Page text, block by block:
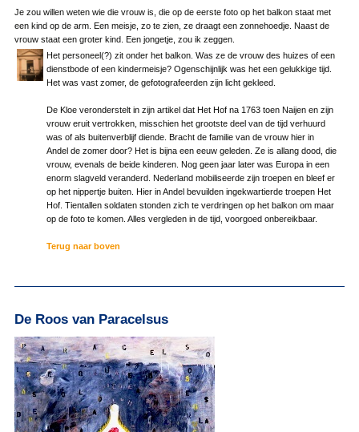
Je zou willen weten wie die vrouw is, die op de eerste foto op het balkon staat met
een kind op de arm. Een meisje, zo te zien, ze draagt een zonnehoedje. Naast de
vrouw staat een groter kind. Een jongetje, zou ik zeggen.
Het personeel(?) zit onder het balkon. Was ze de vrouw des huizes of een
dienstbode of een kindermeisje? Ogenschijnlijk was het een gelukkige tijd.
Het was vast zomer, de gefotografeerden zijn licht gekleed.
De Kloe veronderstelt in zijn artikel dat Het Hof na 1763 toen Naijen en zijn
vrouw eruit vertrokken, misschien het grootste deel van de tijd verhuurd
was of als buitenverblijf diende. Bracht de familie van de vrouw hier in
Andel de zomer door? Het is bijna een eeuw geleden. Ze is allang dood, die
vrouw, evenals de beide kinderen. Nog geen jaar later was Europa in een
enorm slagveld veranderd. Nederland mobiliseerde zijn troepen en bleef er
op het nippertje buiten. Hier in Andel bevuilden ingekwartierde troepen Het
Hof. Tientallen soldaten stonden zich te verdringen op het balkon om maar
op de foto te komen. Alles vergleden in de tijd, voorgoed onbereikbaar.
Terug naar boven
De Roos van Paracelsus